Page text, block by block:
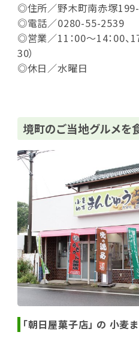
◎住所／野木町南赤塚
◎電話／0280-55-2539
◎営業／11：00～14：00、
30）
◎休日／水曜日
境町のご当地グルメを
「朝日屋菓子店」 の 小麦